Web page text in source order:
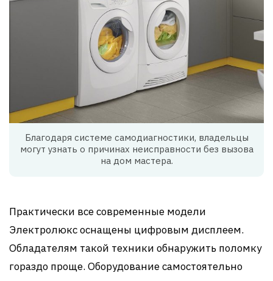
Благодаря системе самодиагностики, владельцы
могут узнать о причинах неисправности без вызова
на дом мастера.
Практически все современные модели
Электролюкс оснащены цифровым дисплеем.
Обладателям такой техники обнаружить поломку
гораздо проще. Оборудование самостоятельно